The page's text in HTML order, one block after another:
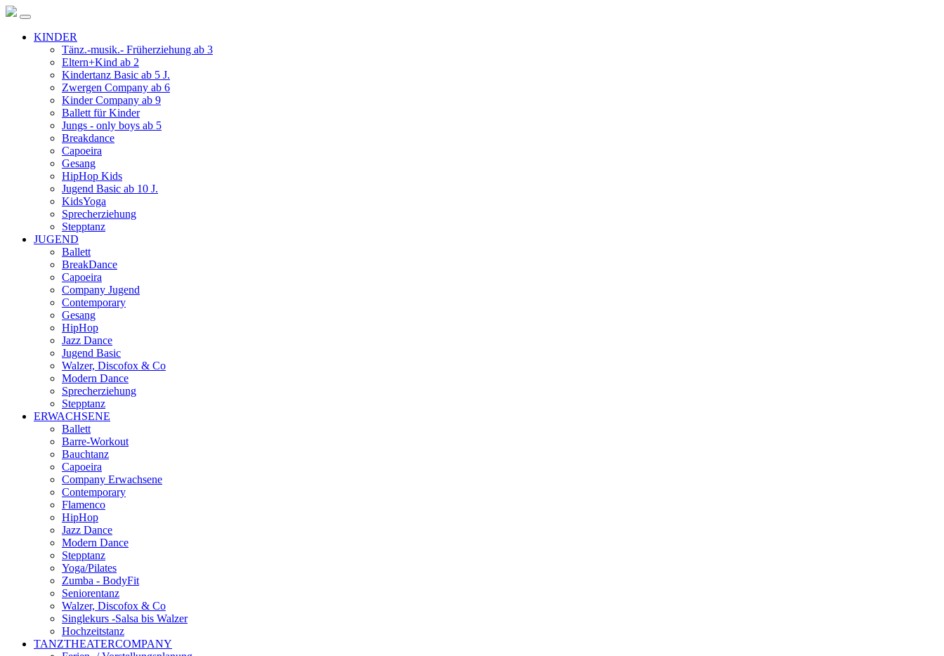
KINDER
Tänz.-musik.- Früherziehung ab 3
Eltern+Kind ab 2
Kindertanz Basic ab 5 J.
Zwergen Company ab 6
Kinder Company ab 9
Ballett für Kinder
Jungs - only boys ab 5
Breakdance
Capoeira
Gesang
HipHop Kids
Jugend Basic ab 10 J.
KidsYoga
Sprecherziehung
Stepptanz
JUGEND
Ballett
BreakDance
Capoeira
Company Jugend
Contemporary
Gesang
HipHop
Jazz Dance
Jugend Basic
Walzer, Discofox & Co
Modern Dance
Sprecherziehung
Stepptanz
ERWACHSENE
Ballett
Barre-Workout
Bauchtanz
Capoeira
Company Erwachsene
Contemporary
Flamenco
HipHop
Jazz Dance
Modern Dance
Stepptanz
Yoga/Pilates
Zumba - BodyFit
Seniorentanz
Walzer, Discofox & Co
Singlekurs -Salsa bis Walzer
Hochzeitstanz
TANZTHEATERCOMPANY